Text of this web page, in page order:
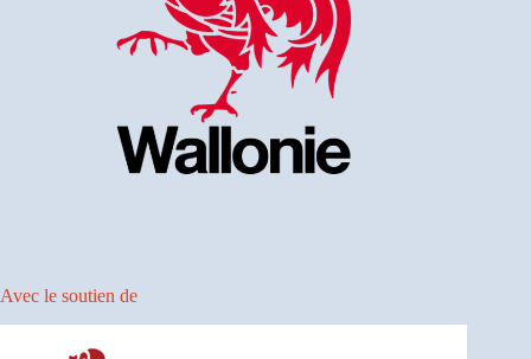
Avec le soutien de